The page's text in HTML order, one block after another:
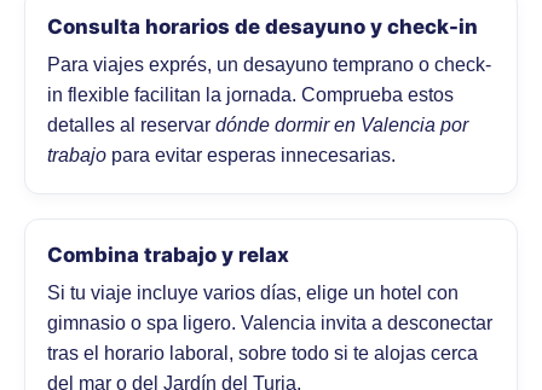
Consulta horarios de desayuno y check-in
Para viajes exprés, un desayuno temprano o check-
in flexible facilitan la jornada. Comprueba estos
detalles al reservar dónde dormir en Valencia por
trabajopara evitar esperas innecesarias.
Combina trabajo y relax
Si tu viaje incluye varios días, elige un hotel con
gimnasio o spa ligero. Valencia invita a desconectar
tras el horario laboral, sobre todo si te alojas cerca
del mar o del Jardín del Turia.